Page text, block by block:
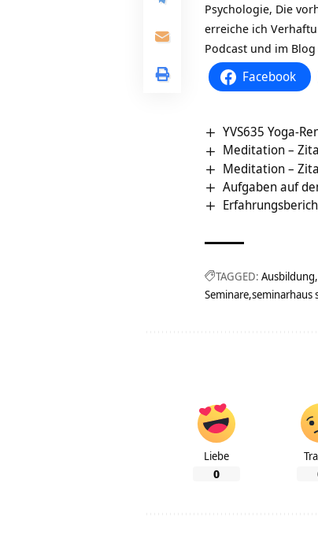
Psychologie, Die
erreiche ich
Podcast und im
Facebook
YVS635 Yoga-
Meditation –
Meditation –
Aufgaben auf
TAGGED: Ausbildung
Seminare seminarhaus
Liebe
0